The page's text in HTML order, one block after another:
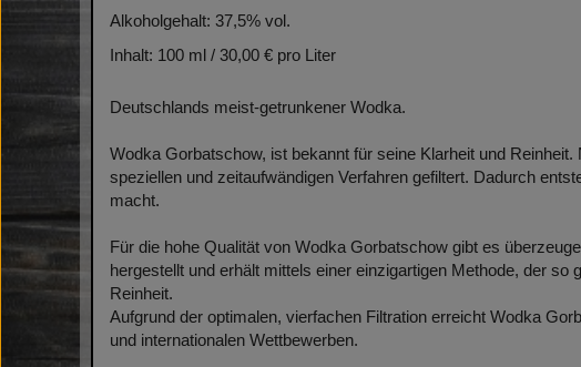
Alkoholgehalt: 37,5% vol.
Inhalt: 100 ml / 30,00 € pro Liter
Deutschlands meist-getrunkener Wodka.
Wodka Gorbatschow, ist bekannt für seine Klarheit und
speziellen und zeitaufwändigen Verfahren gefiltert. Dadurch
macht.
Für die hohe Qualität von Wodka Gorbatschow gibt es
hergestellt und erhält mittels einer einzigartigen Methode, der
Reinheit.
Aufgrund der optimalen, vierfachen Filtration erreicht Wodka
und internationalen Wettbewerben.